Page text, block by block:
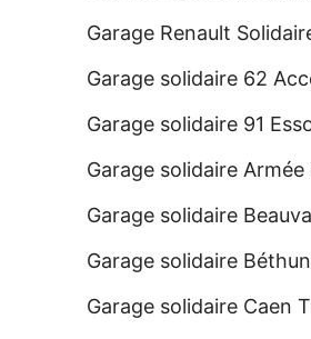
Garage Renault
Garage solidaire 62
Garage solidaire 91
Garage solidaire Armée
Garage solidaire
Garage solidaire
Garage solidaire Caen